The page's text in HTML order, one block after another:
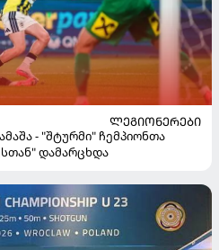
ᲚᲔᲒᲘᲝᲜᲔᲠᲔᲑᲘ
- "შტურმი" ჩემპიონთა
დამარცხდა